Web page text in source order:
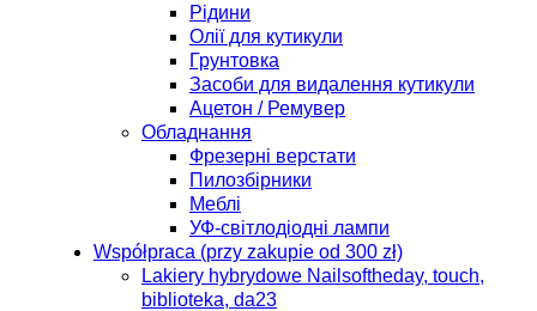
Рідини
Олії для кутикули
Грунтовка
Засоби для видалення кутикули
Ацетон / Ремувер
Обладнання
Фрезерні верстати
Пилозбірники
Меблі
УФ-світлодіодні лампи
Współpraca (przy zakupie od 300 zł)
Lakiery hybrydowe Nailsoftheday, touch,
biblioteka, da23